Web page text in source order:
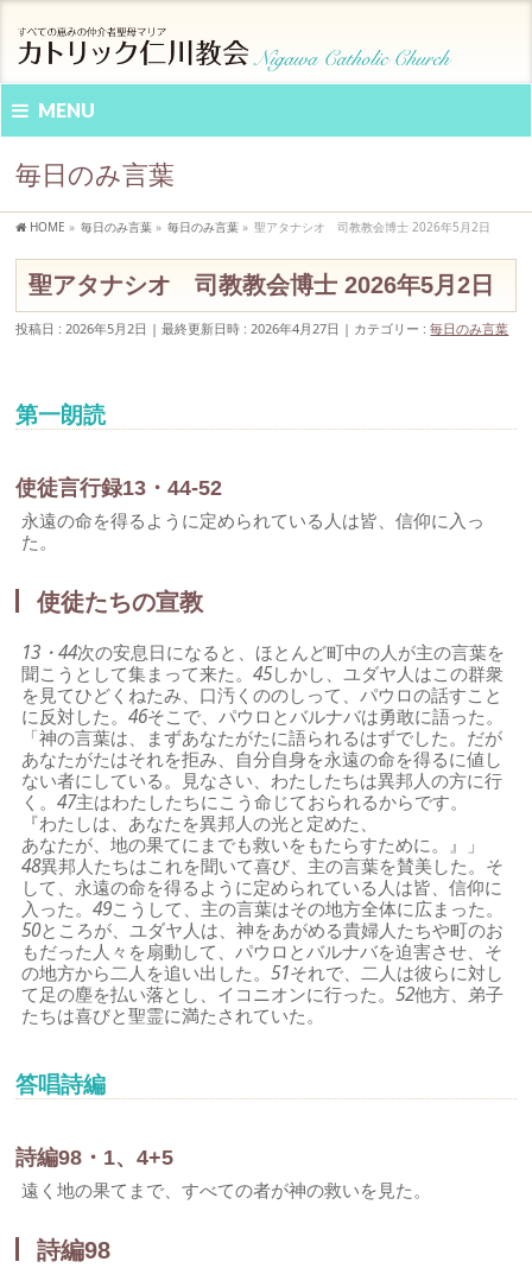
MENU
毎日のみ言葉
HOME » 毎日のみ言葉 » 毎日のみ言葉 » 聖アタナシオ 司教教会博士 2026年5月2日
聖アタナシオ 司教教会博士 2026年5月2日
投稿日 : 2026年5月2日 最終更新日時 : 2026年4月27日 カテゴリー :毎日のみ言葉
第一朗読
使徒言行録13・44-52
永遠の命を得るように定められている人は皆、信仰に入っ
た。
使徒たちの宣教
13・44次の安息日になると、ほとんど町中の人が主の言葉を
聞こうとして集まって来た。45しかし、ユダヤ人はこの群衆
を見てひどくねたみ、口汚くののしって、パウロの話すこと
に反対した。46そこで、パウロとバルナバは勇敢に語った。
「神の言葉は、まずあなたがたに語られるはずでした。だが
あなたがたはそれを拒み、自分自身を永遠の命を得るに値し
ない者にしている。見なさい、わたしたちは異邦人の方に行
く。47主はわたしたちにこう命じておられるからです。
『わたしは、あなたを異邦人の光と定めた、
あなたが、地の果てにまでも救いをもたらすために。』」
48異邦人たちはこれを聞いて喜び、主の言葉を賛美した。そ
して、永遠の命を得るように定められている人は皆、信仰に
入った。49こうして、主の言葉はその地方全体に広まった。
50ところが、ユダヤ人は、神をあがめる貴婦人たちや町のお
もだった人々を扇動して、パウロとバルナバを迫害させ、そ
の地方から二人を追い出した。51それで、二人は彼らに対し
て足の塵を払い落とし、イコニオンに行った。52他方、弟子
たちは喜びと聖霊に満たされていた。
答唱詩編
詩編98・1、4+5
遠く地の果てまで、すべての者が神の救いを見た。
詩編98